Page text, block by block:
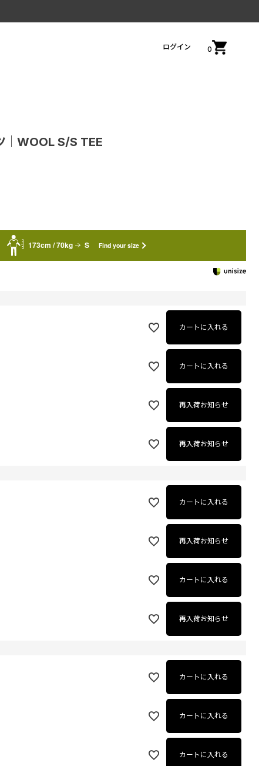
ログイン 0
│WOOL S/S TEE
173cm / 70kg S Find your size
カートに入れる
カートに入れる
再入荷お知らせ
再入荷お知らせ
カートに入れる
再入荷お知らせ
カートに入れる
再入荷お知らせ
カートに入れる
カートに入れる
カートに入れる